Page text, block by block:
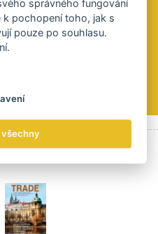
správného fungování
pochopení toho, jak s
pouze po souhlasu.
všechny